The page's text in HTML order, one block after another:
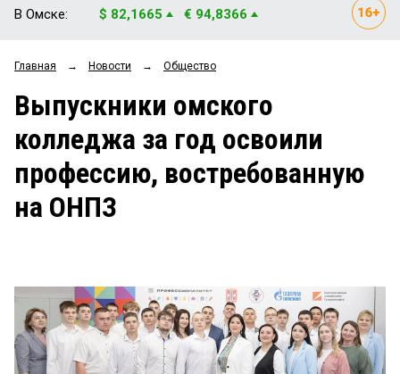
ОБЩЕСТВО
ЗАКОН
НОВОСТИ КОМПАНИЙ
ПРОИСШЕСТВИЯ
Рейтинги
Блоги
Архив
В Омске: $ 82,1665 € 94,8366
Главная → Новости → Общество
Выпускники омского
колледжа за год освоили
профессию, востребованную
на ОНПЗ